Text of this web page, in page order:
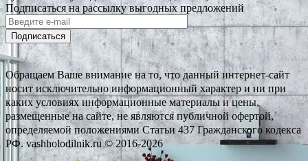
Подписаться на рассылку выгодных предложений
Подписаться
Обращаем Ваше внимание на то, что данный интернет-сайт
носит исключительно информационный характер и ни при
каких условиях информационные материалы и цены,
размещенные на сайте, не являются публичной офертой,
определяемой положениями Статьи 437 Гражданского кодекса
РФ. vashholodilnik.ru © 2016-2026